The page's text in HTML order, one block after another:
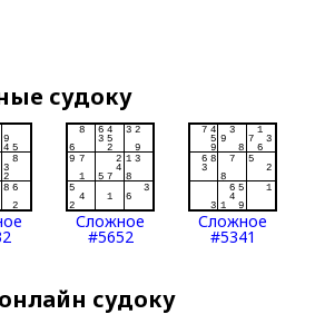
судоку
Сложное
#5652
Сложное
#5341
судоку